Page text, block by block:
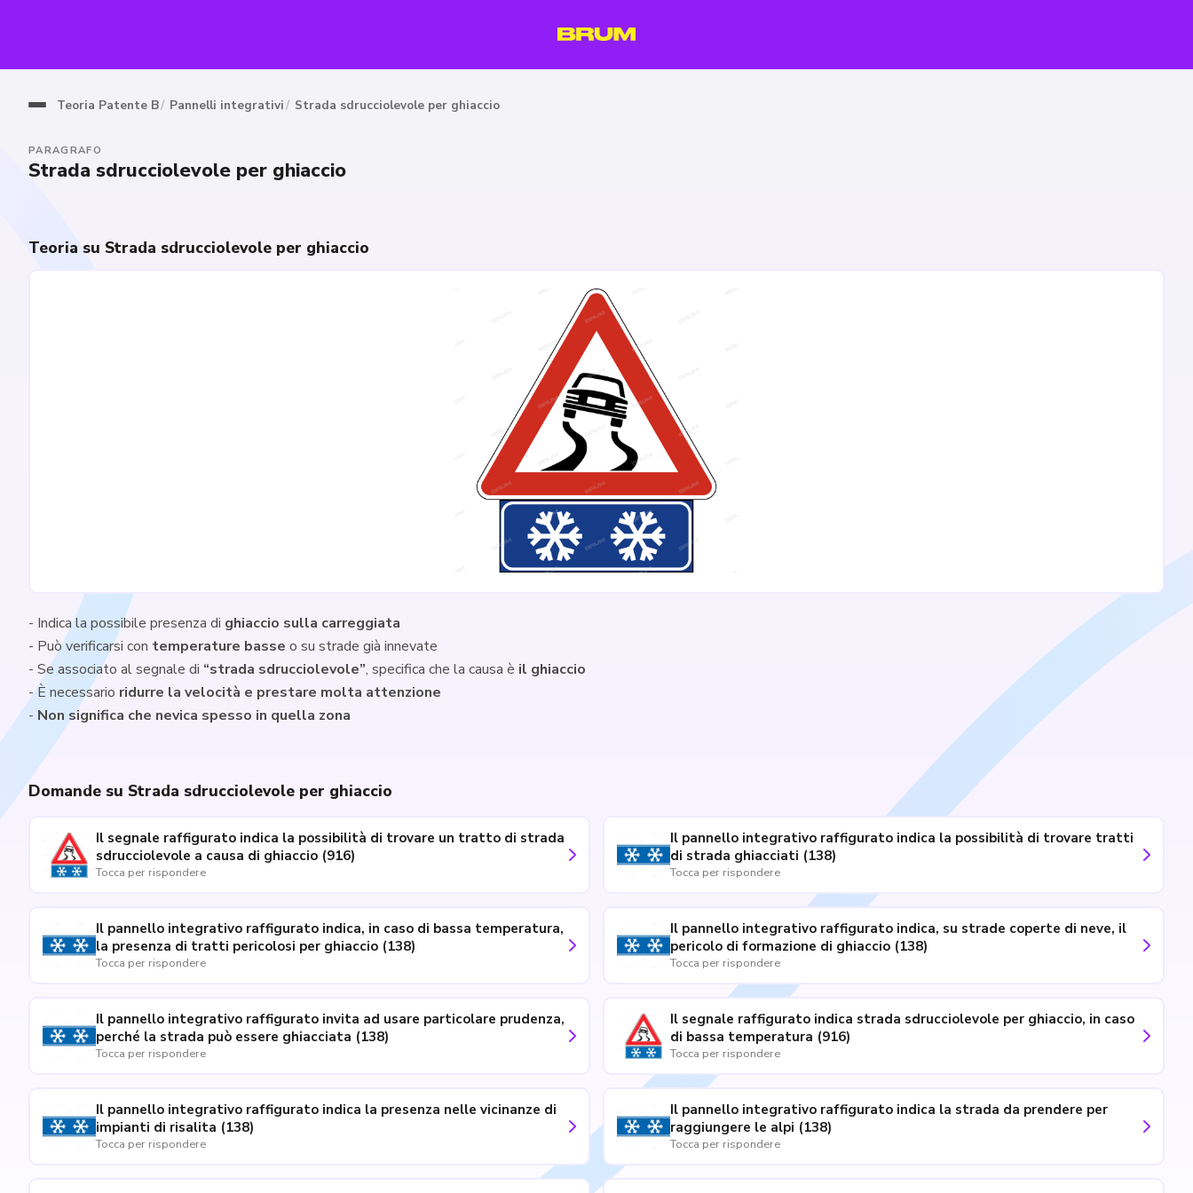
Teoria Patente B Pannelli integrativi Strada sdrucciolevole per ghiaccio
PARAGRAFO
Strada sdrucciolevole per ghiaccio
Teoria su Strada sdrucciolevole per ghiaccio
- Indica la possibile presenza di ghiaccio sulla carreggiata
- Può verificarsi con temperature basse o su strade già innevate
- Se associato al segnale di “strada sdrucciolevole”, specifica che la causa è il ghiaccio
- È necessario ridurre la velocità e prestare molta attenzione
- Non significa che nevica spesso in quella zona
Domande su Strada sdrucciolevole per ghiaccio
Il segnale raffigurato indica la possibilità di trovare un tratto di strada
sdrucciolevole a causa di ghiaccio (916)
Tocca per rispondere
Il pannello integrativo raffigurato indica la possibilità di trovare tratti
di strada ghiacciati (138)
Tocca per rispondere
Il pannello integrativo raffigurato indica, in caso di bassa temperatura,
la presenza di tratti pericolosi per ghiaccio (138)
Tocca per rispondere
Il pannello integrativo raffigurato indica, su strade coperte di neve, il
pericolo di formazione di ghiaccio (138)
Tocca per rispondere
Il pannello integrativo raffigurato invita ad usare particolare prudenza,
perché la strada può essere ghiacciata (138)
Tocca per rispondere
Il segnale raffigurato indica strada sdrucciolevole per ghiaccio, in caso
di bassa temperatura (916)
Tocca per rispondere
Il pannello integrativo raffigurato indica la presenza nelle vicinanze di
impianti di risalita (138)
Tocca per rispondere
Il pannello integrativo raffigurato indica la strada da prendere per
raggiungere le alpi (138)
Tocca per rispondere